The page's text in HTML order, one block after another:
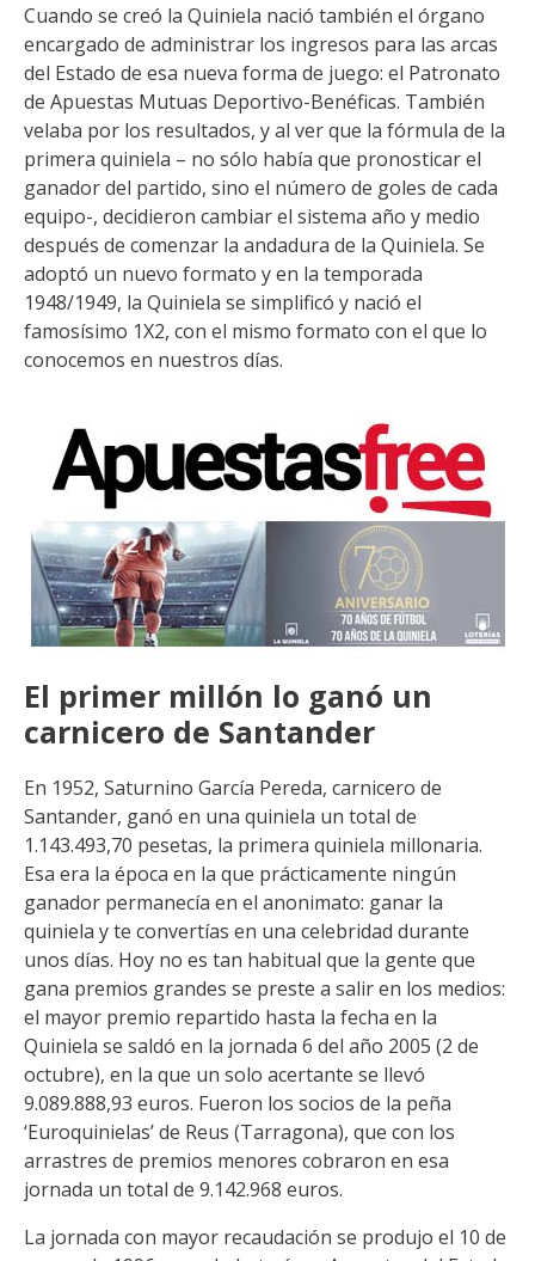
Cuando se creó la Quiniela nació también el órgano
encargado de administrar los ingresos para las arcas
del Estado de esa nueva forma de juego: el Patronato
de Apuestas Mutuas Deportivo-Benéficas. También
velaba por los resultados, y al ver que la fórmula de la
primera quiniela – no sólo había que pronosticar el
ganador del partido, sino el número de goles de cada
equipo-, decidieron cambiar el sistema año y medio
después de comenzar la andadura de la Quiniela. Se
adoptó un nuevo formato y en la temporada
1948/1949, la Quiniela se simplificó y nació el
famosísimo 1X2, con el mismo formato con el que lo
conocemos en nuestros días.
El primer millón lo ganó un
carnicero de Santander
En 1952, Saturnino García Pereda, carnicero de
Santander, ganó en una quiniela un total de
1.143.493,70 pesetas, la primera quiniela millonaria.
Esa era la época en la que prácticamente ningún
ganador permanecía en el anonimato: ganar la
quiniela y te convertías en una celebridad durante
unos días. Hoy no es tan habitual que la gente que
gana premios grandes se preste a salir en los medios:
el mayor premio repartido hasta la fecha en la
Quiniela se saldó en la jornada 6 del año 2005 (2 de
octubre), en la que un solo acertante se llevó
9.089.888,93 euros. Fueron los socios de la peña
‘Euroquinielas’ de Reus (Tarragona), que con los
arrastres de premios menores cobraron en esa
jornada un total de 9.142.968 euros.
La jornada con mayor recaudación se produjo el 10 de